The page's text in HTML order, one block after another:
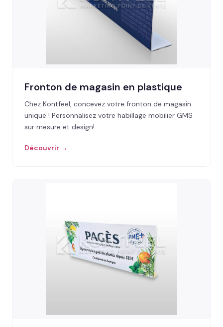
Fronton de magasin en plastique
Chez Kontfeel, concevez votre fronton de magasin
unique ! Personnalisez votre habillage mobilier GMS
sur mesure et design!
Découvrir →